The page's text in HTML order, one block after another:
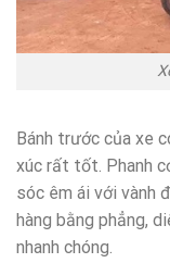
Bánh trước của xe
xúc rất tốt. Phanh
sóc êm ái với vành
hàng bằng phẳng,
nhanh chóng.